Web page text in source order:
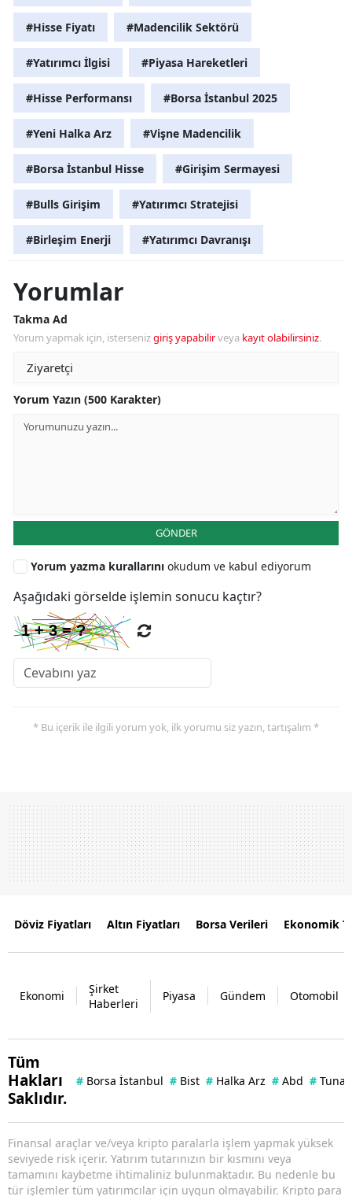
#Hisse Fiyatı #Madencilik Sektörü
#Yatırımcı İlgisi #Piyasa Hareketleri
#Hisse Performansı #Borsa İstanbul 2025
#Yeni Halka Arz #Vişne Madencilik
#Borsa İstanbul Hisse #Girişim Sermayesi
#Bulls Girişim #Yatırımcı Stratejisi
#Birleşim Enerji #Yatırımcı Davranışı
Yorumlar
Takma Ad
Yorum yapmak için, istersenizgiriş yapabilirveya kayıt olabilirsiniz.
Yorum Yazın (500 Karakter)
GÖNDER
Yorum yazma kurallarını okudum ve kabul ediyorum
Aşağıdaki görselde işlemin sonucu kaçtır?
* Bu içerik ile ilgili yorum yok, ilk yorumu siz yazın, tartışalım *
Döviz Fiyatları Altın Fiyatları Borsa Verileri Ekonomik
Ekonomi
Şirket
Haberleri
Piyasa Gündem Otomobil
Tüm
Hakları
Saklıdır.
# Borsa İstanbul # Bist # Halka Arz # Abd # Tuna
Finansal araçlar ve/veya kripto paralarla işlem yapmak yüksek
seviyede risk içerir. Yatırım tutarınızın bir kısmını veya
tamamını kaybetme ihtimaliniz bulunmaktadır. Bu nedenle bu
tür işlemler tüm yatırımcılar için uygun olmayabilir. Kripto para